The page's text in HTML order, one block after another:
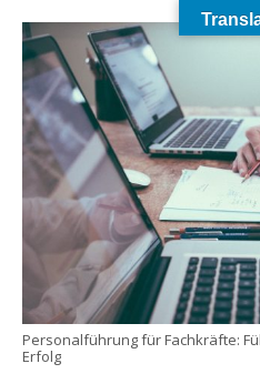
Personalführung für Fachkräfte:
Erfolg